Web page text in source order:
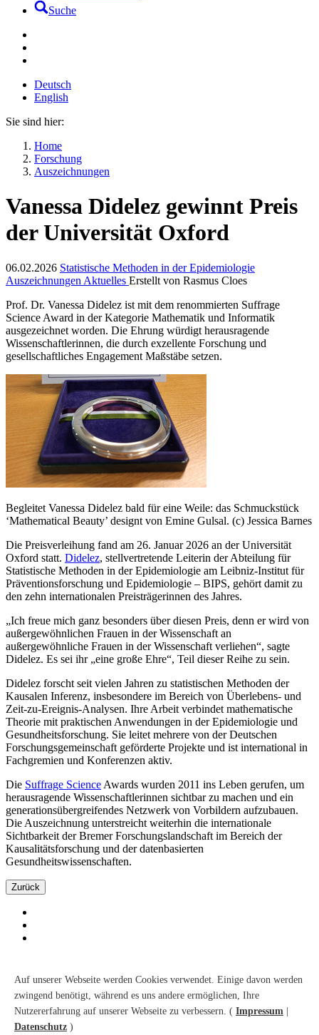
Suche
Deutsch
English
Sie sind hier:
Home
Forschung
Auszeichnungen
Vanessa Didelez gewinnt Preis
der Universität Oxford
06.02.2026 Statistische Methoden in der Epidemiologie
Auszeichnungen Aktuelles Erstellt von Rasmus Cloes
Prof. Dr. Vanessa Didelez ist mit dem renommierten Suffrage
Science Award in der Kategorie Mathematik und Informatik
ausgezeichnet worden. Die Ehrung würdigt herausragende
Wissenschaftlerinnen, die durch exzellente Forschung und
gesellschaftliches Engagement Maßstäbe setzen.
Begleitet Vanessa Didelez bald für eine Weile: das Schmuckstück
‘Mathematical Beauty’ designt von Emine Gulsal. (c) Jessica Barnes
Die Preisverleihung fand am 26. Januar 2026 an der Universität
Oxford statt. Didelez, stellvertretende Leiterin der Abteilung für
Statistische Methoden in der Epidemiologie am Leibniz-Institut für
Präventionsforschung und Epidemiologie – BIPS, gehört damit zu
den zehn internationalen Preisträgerinnen des Jahres.
„Ich freue mich ganz besonders über diesen Preis, denn er wird von
außergewöhnlichen Frauen in der Wissenschaft an
außergewöhnliche Frauen in der Wissenschaft verliehen“, sagte
Didelez. Es sei ihr „eine große Ehre“, Teil dieser Reihe zu sein.
Didelez forscht seit vielen Jahren zu statistischen Methoden der
Kausalen Inferenz, insbesondere im Bereich von Überlebens- und
Zeit-zu-Ereignis-Analysen. Ihre Arbeit verbindet mathematische
Theorie mit praktischen Anwendungen in der Epidemiologie und
Gesundheitsforschung. Sie leitet mehrere von der Deutschen
Forschungsgemeinschaft geförderte Projekte und ist international in
Fachgremien und Konferenzen aktiv.
Die Suffrage Science Awards wurden 2011 ins Leben gerufen, um
herausragende Wissenschaftlerinnen sichtbar zu machen und ein
generationsübergreifendes Netzwerk von Vorbildern aufzubauen.
Die Auszeichnung unterstreicht weiterhin die internationale
Sichtbarkeit der Bremer Forschungslandschaft im Bereich der
Kausalitätsforschung und der datenbasierten
Gesundheitswissenschaften.
Zurück
Barrierefreiheit
Datenschutz
Impressum
Auf unserer Webseite werden Cookies verwendet. Einige davon werden
zwingend benötigt, während es uns andere ermöglichen, Ihre
Nutzererfahrung auf unserer Webseite zu verbessern. ( Impressum
Datenschutz )